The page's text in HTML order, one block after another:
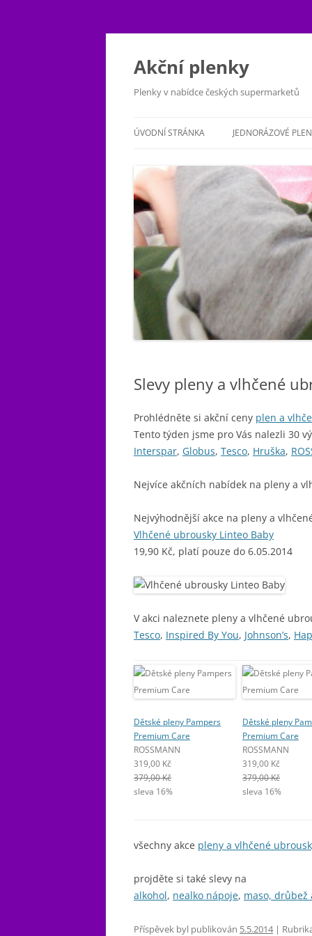
Přejít
obsahu
webu
Akční plenky
Plenky v nabídce českých supermarketů
ÚVODNÍ STRÁNKA JEDNORÁZOVÉ
Slevy pleny a vlhčené
Prohlédněte si akční ceny plen a
Tento týden jsme pro Vás nalezli 30
Interspar, Globus, Tesco, Hruška,
Nejvíce akčních nabídek na pleny a
Nejvýhodnější akce na pleny a
Vlhčené ubrousky Linteo Baby
19,90 Kč, platí pouze do 6.05.2014
V akci naleznete pleny a vlhčené
Tesco, Inspired By You, Johnson’s,
Dětské pleny Pampers
Premium Care
ROSSMANN
319,00 Kč
379,00 Kč
sleva 16%
Dětské pleny
Premium Care
ROSSMANN
319,00 Kč
379,00 Kč
sleva 16%
všechny akce pleny a vlhčené
projděte si také slevy na
alkohol, nealko nápoje, maso, drůbež
Příspěvek byl publikován 5.5.2014|